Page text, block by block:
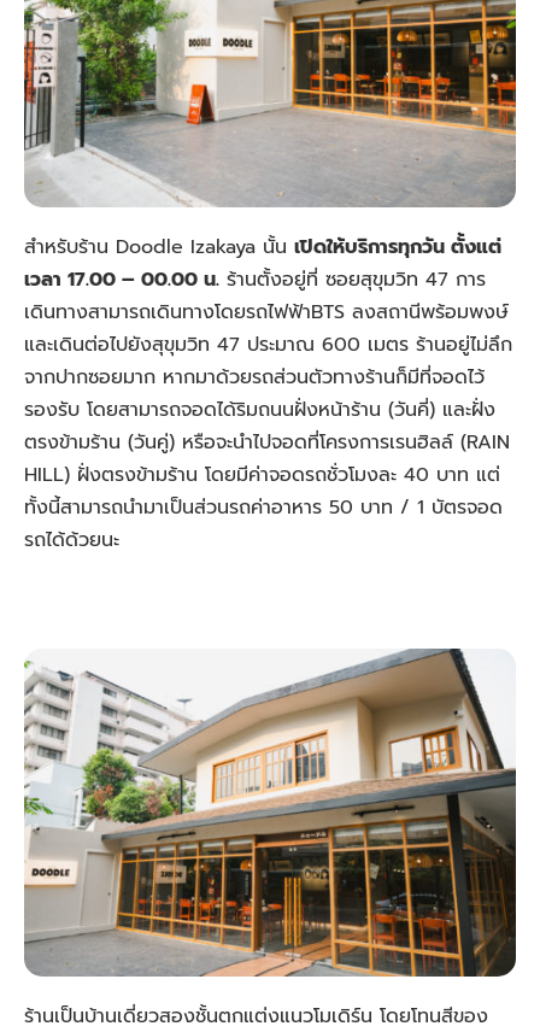
สำหรับร้าน Doodle Izakaya นั้น เปิดให้บริการทุกวัน ตั้งแต่
เวลา 17.00 – 00.00 น. ร้านตั้งอยู่ที่ ซอยสุขุมวิท 47 การ
เดินทางสามารถเดินทางโดยรถไฟฟ้าBTS ลงสถานีพร้อมพงษ์
และเดินต่อไปยังสุขุมวิท 47 ประมาณ 600 เมตร ร้านอยู่ไม่ลึก
จากปากซอยมาก หากมาด้วยรถส่วนตัวทางร้านก็มีที่จอดไว้
รองรับ โดยสามารถจอดได้ริมถนนฝั่งหน้าร้าน (วันคี่) และฝั่ง
ตรงข้ามร้าน (วันคู่) หรือจะนำไปจอดที่โครงการเรนฮิลล์ (RAIN
HILL) ฝั่งตรงข้ามร้าน โดยมีค่าจอดรถชั่วโมงละ 40 บาท แต่
ทั้งนี้สามารถนำมาเป็นส่วนรถค่าอาหาร 50 บาท / 1 บัตรจอด
รถได้ด้วยนะ
ร้านเป็นบ้านเดี่ยวสองชั้นตกแต่งแนวโมเดิร์น โดยโทนสีของ